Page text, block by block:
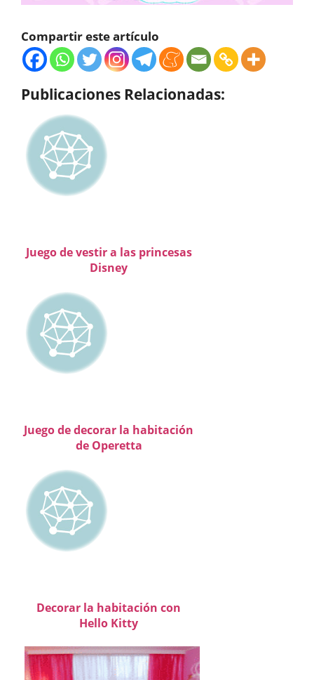
Compartir este artículo
Publicaciones Relacionadas:
Juego de vestir a las princesas
Disney
Juego de decorar la habitación
de Operetta
Decorar la habitación con
Hello Kitty